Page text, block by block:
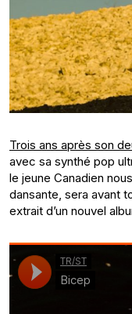
Trois ans après son
avec sa synthé pop
le jeune Canadien
dansante, sera avant
extrait d’un nouvel